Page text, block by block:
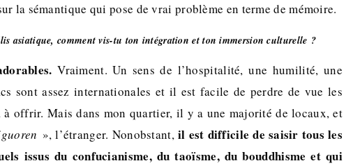
la sémantique qui pose de vrai problème en terme de mémoire.
asiatique, comment vis-tu ton intégration et ton immersion culturelle ?
Vraiment. Un sens de l’hospitalité, une humilité, une
sont assez internationales et il est facile de perdre de vue les
à offrir. Mais dans mon quartier, il y a une majorité de locaux, et
», l’étranger. Nonobstant,il est difficile de saisir tous les
issus du confucianisme, du taoïsme, du bouddhisme et qui